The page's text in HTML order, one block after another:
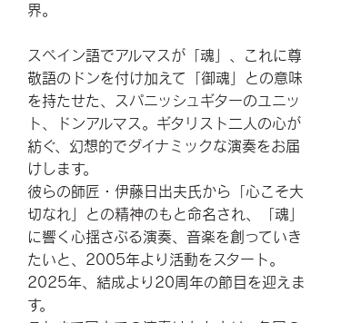
界。
スペイン語でアルマスが「魂」、これに尊
敬語のドンを付け加えて「御魂」との意味
を持たせた、スパニッシュギターのユニッ
ト、ドンアルマス。ギタリスト二人の心が
紡ぐ、幻想的でダイナミックな演奏をお届
けします。
彼らの師匠・伊藤日出夫氏から「心こそ大
切なれ」との精神のもと命名され、「魂」
に響く心揺さぶる演奏、音楽を創っていき
たいと、2005年より活動をスタート。
2025年、結成より20周年の節目を迎えま
す。